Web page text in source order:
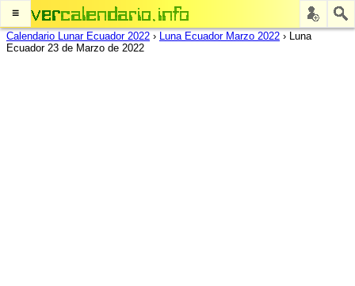
≡
Calendario Lunar Ecuador 2022 › Luna Ecuador Marzo 2022 › Luna
Ecuador 23 de Marzo de 2022